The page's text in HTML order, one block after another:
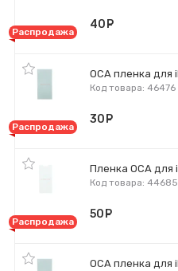
Распродажа
40
OCA пленка для
Код товара: 46476
Распродажа
30
Пленка OCA для
Код товара: 44685
Распродажа
50
OCA пленка для